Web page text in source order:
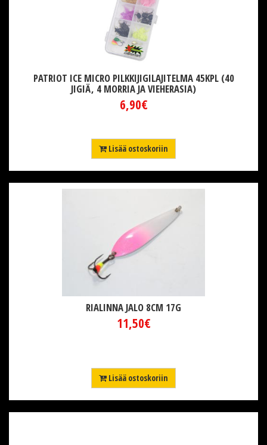
PATRIOT ICE MICRO PILKKIJIGILAJITELMA 45KPL (40
JIGIÄ, 4 MORRIA JA VIEHERASIA)
6,90€
Lisää ostoskoriin
RIALINNA JALO 8CM 17G
11,50€
Lisää ostoskoriin